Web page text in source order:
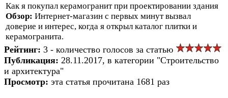
Как я покупал керамогранит при проектировании здания
Обзор: Интернет-магазин с первых минут вызвал
доверие и интерес, когда я открыл каталог плитки и
керамогранита.
Рейтинг: 3 - количество голосов за статью
Публикация: 28.11.2017, в категории "Строительство
и архитектура"
Просмотр: эта статья прочитана 1681 раз